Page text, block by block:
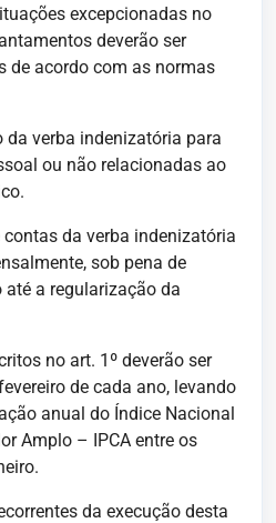
excepcionadas no
deverão ser
de acordo com as normas
da verba indenizatória para
ou não relacionadas ao
contas da verba indenizatória
sob pena de
a regularização da
no art. 1º deverão ser
de cada ano, levando
anual do Índice Nacional
Amplo – IPCA entre os
da execução desta